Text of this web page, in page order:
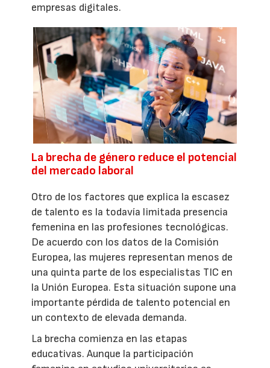
empresas digitales.
La brecha de género reduce el potencial
del mercado laboral
Otro de los factores que explica la escasez
de talento es la todavía limitada presencia
femenina en las profesiones tecnológicas.
De acuerdo con los datos de la Comisión
Europea, las mujeres representan menos de
una quinta parte de los especialistas TIC en
la Unión Europea. Esta situación supone una
importante pérdida de talento potencial en
un contexto de elevada demanda.
La brecha comienza en las etapas
educativas. Aunque la participación